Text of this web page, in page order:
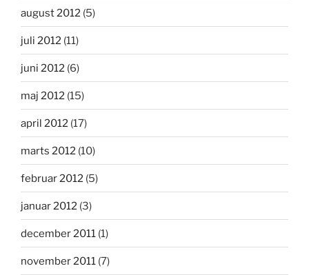
august 2012 (5)
juli 2012 (11)
juni 2012 (6)
maj 2012 (15)
april 2012 (17)
marts 2012 (10)
februar 2012 (5)
januar 2012 (3)
december 2011 (1)
november 2011 (7)